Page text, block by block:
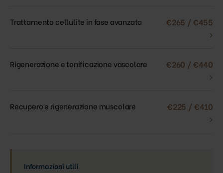
Trattamento cellulite in fase avanzata €265 / €455
›
Rigenerazione e tonificazione vascolare €260 / €440
›
Recupero e rigenerazione muscolare €225 / €410
›
Informazioni utili